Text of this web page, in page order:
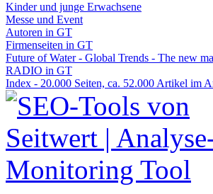
Kinder und junge Erwachsene
Messe und Event
Autoren in GT
Firmenseiten in GT
Future of Water - Global Trends - The new
RADIO in GT
Index - 20.000 Seiten, ca. 52.000 Artikel im